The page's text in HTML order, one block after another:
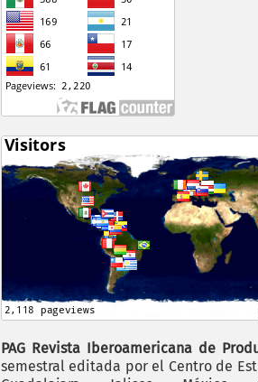
PAG Revista Iberoamericana de
semestral editada por el Centro de